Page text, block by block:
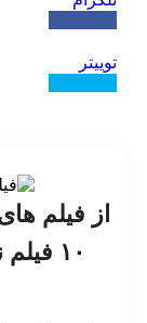
فیلم های